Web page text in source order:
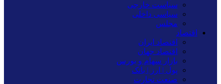
سیاست خارجی
سیاسی داخلی
مجلس
اقتصاد
اقتصاد ایران
اقتصاد جهان
بازار سهام و بورس
پول | ارز | بانک
صنعت تجارت